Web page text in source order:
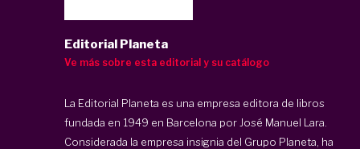
Editorial Planeta
Ve más sobre esta editorial y su catálogo
La Editorial Planeta es una empresa editora de libros
fundada en 1949 en Barcelona por José Manuel Lara.
Considerada la empresa insignia del Grupo Planeta, ha